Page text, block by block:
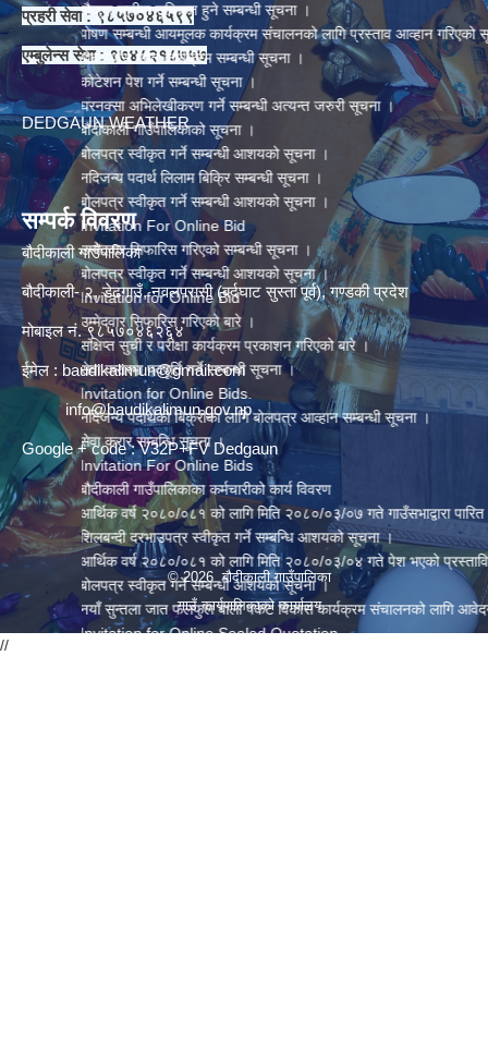
मौजुदा सूचीमा सुचिकृत हुने सम्बन्धी सूचना ।
पोषण सम्बन्धी आयमूलक कार्यक्रम संचालनको लागि प्रस्ताव आव्हान गरिएको सूचना ।
गोबरग्याँस मर्मत कार्यक्रम सम्बन्धी सूचना ।
कोटेशन पेश गर्ने सम्बन्धी सूचना ।
घरनक्सा अभिलेखीकरण गर्ने सम्बन्धी अत्यन्त जरुरी सूचना ।
बौदीकाली गाउँपालिकाको सूचना ।
बोलपत्र स्वीकृत गर्ने सम्बन्धी आशयको सूचना ।
नदिजन्य पदार्थ लिलाम बिक्रि सम्बन्धी सूचना ।
बोलपत्र स्वीकृत गर्ने सम्बन्धी आशयको सूचना ।
Invitation For Online Bid
उम्मेदवार सिफारिस गरिएको सम्बन्धी सूचना ।
बोलपत्र स्वीकृत गर्ने सम्बन्धी आशयको सूचना ।
Invitation for Online Bid
उम्मेदवार सिफारिस गरिएको बारे ।
संक्षिप्त सुची र परीक्षा कार्यक्रम प्रकाशन गरिएको बारे ।
सेवा करारमा पदपूर्ति गर्ने सम्बन्धी सूचना ।
Invitation for Online Bids.
नदिजन्य पदार्थको बिक्रीका लागि बोलपत्र आव्हान सम्बन्धी सूचना ।
सेवा करार सम्बन्धि सूचना ।
Invitation For Online Bids
बौदीकाली गाउँपालिकाका कर्मचारीको कार्य विवरण
आर्थिक वर्ष २०८०/०८१ को लागि मिति २०८०/०३/०७ गते गाउँसभाद्वारा पारित भएको
शिलबन्दी दरभाउपत्र स्वीकृत गर्ने सम्बन्धि आशयको सूचना ।
आर्थिक वर्ष २०८०/०८१ को लागि मिति २०८०/०३/०४ गते पेश भएको प्रस्तावित नीति
बोलपत्र स्वीकृत गर्ने सम्बन्धी आशयको सूचना ।
नयाँ सुन्तला जात फलफुल बाली पकेट विकास कार्यक्रम संचालनको लागि आवेदन पेश गर्ने
Invitation for Online Sealed Quotation
प्रहरी सेवा : ९८५७०४६५९९
एम्बुलेन्स सेवा : ९७४८२१८७५७
DEDGAUN WEATHER
सम्पर्क विवरण
बौदीकाली गाउँपालिका
बौदीकाली- २, डेढगाउँ, नवलपरासी (बर्दघाट सुस्ता पूर्व), गण्डकी प्रदेश
मोबाइल नं. ९८५७०४६२६४
ईमेल : baudikalimun@gmail.com
info@baudikalimun.gov.np
Google + code : V32P+FV Dedgaun
© 2026 बौदीकाली गाउँपालिका
गाउँ कार्यपालिकाको कार्यालय
//